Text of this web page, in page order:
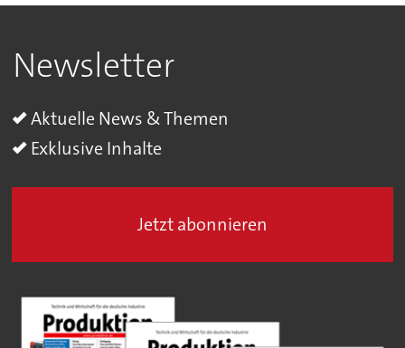
Newsletter
Aktuelle News & Themen
Exklusive Inhalte
Jetzt abonnieren